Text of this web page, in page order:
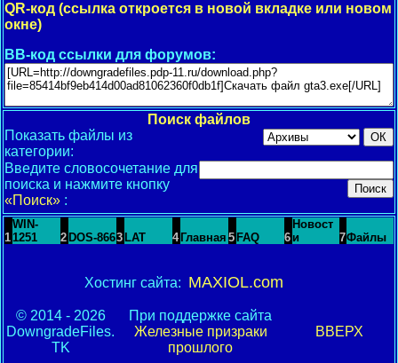
QR-код (ссылка откроется в новой вкладке или новом
окне)
BB-код ссылки для форумов:
Поиск файлов
Показать файлы из
категории:
Введите словосочетание для
поиска и нажмите кнопку
«Поиск» :
1
WIN-
1251
2 DOS-8663 LAT 4 Главная 5 FAQ 6
Новост
и
7Файлы
Хостинг сайта: MAXIOL.com
© 2014 - 2026
DowngradeFiles.
TK
При поддержке сайта
Железные призраки
прошлого
ВВЕРХ